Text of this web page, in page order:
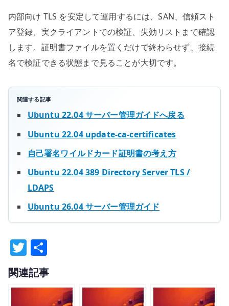
内部向け TLS を安定して運用するには、SAN、信頼スト
ア登録、実クライアントでの検証、失効リストまで確認
します。証明書ファイルを置くだけで終わらせず、接続
名で検証できる状態まで見ることが大切です。
関連する記事
Ubuntu 22.04 サーバー管理ガイドへ戻る
Ubuntu 22.04 update-ca-certificates
自己署名ワイルドカード証明書の考え方
Ubuntu 22.04 389 Directory Server TLS /
LDAPS
Ubuntu 26.04 サーバー管理ガイド
T
w
it
有
関連記事